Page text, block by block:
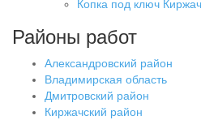
Копка под ключ
Районы работ
Александровский район
Владимирская область
Дмитровский район
Киржачский район